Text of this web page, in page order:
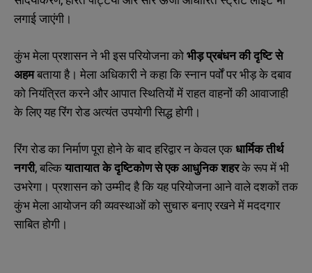
N
a
m
N
a
m
लगाई जाएंगी।
कुंभ मेला प्रशासन ने भी इस परियोजना कोभीड़ प्रबंधन की दृष्टि से
अहमबताया है। मेला अधिकारी ने कहा कि स्नान पर्वों पर भीड़ के दबाव
को नियंत्रित करने और आपात स्थितियों में राहत वाहनों की आवाजाही
के लिए यह रिंग रोड अत्यंत उपयोगी सिद्ध होगी।
रिंग रोड का निर्माण पूरा होने के बाद हरिद्वार न केवल एकधार्मिक तीर्थ
नगरी, बल्कियातायात के दृष्टिकोण से एक आधुनिक शहरके रूप में भी
उभरेगा। प्रशासन को उम्मीद है कि यह परियोजना आने वाले दशकों तक
कुंभ मेला आयोजन की व्यवस्थाओं को सुचारु बनाए रखने में मददगार
साबित होगी।